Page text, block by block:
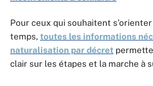
Pour ceux qui souhaitent
temps, toutes les informations
naturalisation par décret
clair sur les étapes et la marche à